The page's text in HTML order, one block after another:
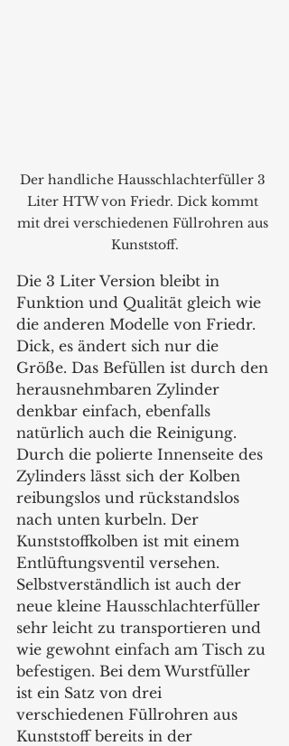
Der handliche Hausschlachterfüller 3
Liter HTW von Friedr. Dick kommt
mit drei verschiedenen Füllrohren aus
Kunststoff.
Die 3 Liter Version bleibt in
Funktion und Qualität gleich wie
die anderen Modelle von Friedr.
Dick, es ändert sich nur die
Größe. Das Befüllen ist durch den
herausnehmbaren Zylinder
denkbar einfach, ebenfalls
natürlich auch die Reinigung.
Durch die polierte Innenseite des
Zylinders lässt sich der Kolben
reibungslos und rückstandslos
nach unten kurbeln. Der
Kunststoffkolben ist mit einem
Entlüftungsventil versehen.
Selbstverständlich ist auch der
neue kleine Hausschlachterfüller
sehr leicht zu transportieren und
wie gewohnt einfach am Tisch zu
befestigen. Bei dem Wurstfüller
ist ein Satz von drei
verschiedenen Füllrohren aus
Kunststoff bereits in der